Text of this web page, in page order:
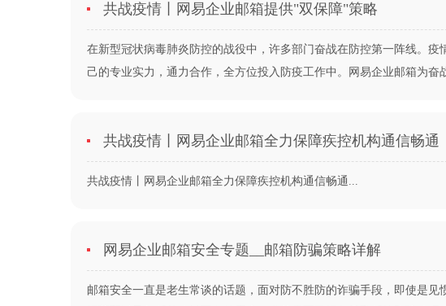
共战疫情丨网易企业邮箱提供"双保障"策略
在新型冠状病毒肺炎防控的战役中，许多部门奋战在防控第一阵线。
己的专业实力，通力合作，全方位投入防疫工作中。网易企业邮箱为
共战疫情丨网易企业邮箱全力保障疾控机构通信畅通
共战疫情丨网易企业邮箱全力保障疾控机构通信畅通...
网易企业邮箱安全专题__邮箱防骗策略详解
邮箱安全一直是老生常谈的话题，面对防不胜防的诈骗手段，即使是